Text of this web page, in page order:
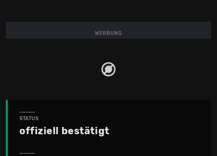
WERBUNG
STATUS
offiziell bestätigt